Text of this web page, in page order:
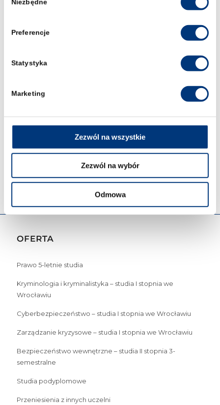
zgody
Niezbędne
Preferencje
Statystyka
Marketing
Zezwól na wszystkie
Zezwól na wybór
Odmowa
Komendantów Policji Polskiej.
POWRÓT DO WSZYSTKICH WYKŁADOWCÓW
Oferta edukacyjna:
studia magisterskie)
Cyberbezpieczeństwo (studia I stopnia)
Zarządzanie kryzysowe (studia I stopnia)
Studia podyplomowe
OFERTA
Prawo 5-letnie studia
Kryminologia i kryminalistyka – studia I stopnia we
Wrocławiu
Cyberbezpieczeństwo – studia I stopnia we Wrocławiu
Zarządzanie kryzysowe – studia I stopnia we Wrocławiu
Bezpieczeństwo wewnętrzne – studia II stopnia 3-
semestralne
Studia podyplomowe
Przeniesienia z innych uczelni